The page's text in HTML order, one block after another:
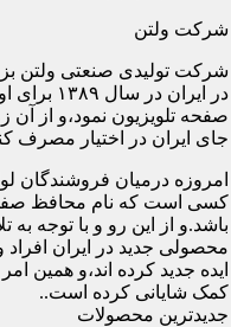
شرکت ولتن
شرکت تولیدی صنعتی ولتن
در ایران
صفحه تلویزیون نمود،و از
جای ایران در اختیار مصرف
امروزه درمیان فروشندگان
کسی است که نام محافظ صفحه
باشد.و از این رو و با توجه
محصولی جدید در ایران
ایده جدید کرده اند،و همین
کمک شایانی کرده است..
جدیدترین محصولات